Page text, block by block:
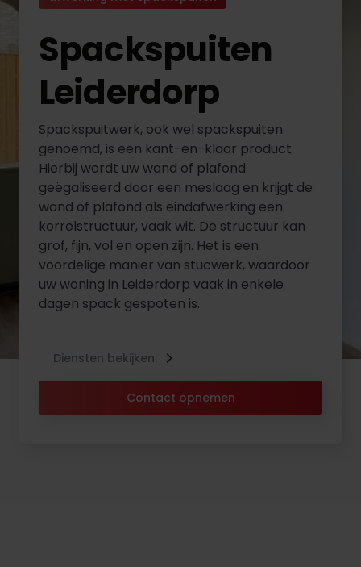
Spackspuiten
Leiderdorp
Spackspuitwerk, ook wel spackspuiten
genoemd, is een kant-en-klaar product.
Hierbij wordt uw wand of plafond
geëgaliseerd door een meslaag en krijgt de
wand of plafond als eindafwerking een
korrelstructuur, vaak wit. De structuur kan
grof, fijn, vol en open zijn. Het is een
voordelige manier van stucwerk, waardoor
uw woning in Leiderdorp vaak in enkele
dagen spack gespoten is.
Contact opnemen
Diensten bekijken